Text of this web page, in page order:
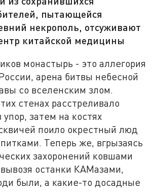
пытающейся
некрополь, отсуживают
китайской медицины
монастырь - это аллегория
арена битвы небесной
со вселенским злом.
стенах расстреливало
затем на костях
поило окрестный люд
Теперь же, вгрызаясь
захоронений ковшами
вывозя останки КАМазами,
были, а какие-то досадные